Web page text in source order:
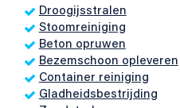
Droogijsstralen
Stoomreiniging
Beton opruwen
Bezemschoon opleveren
Container reiniging
Gladheidsbestrijding